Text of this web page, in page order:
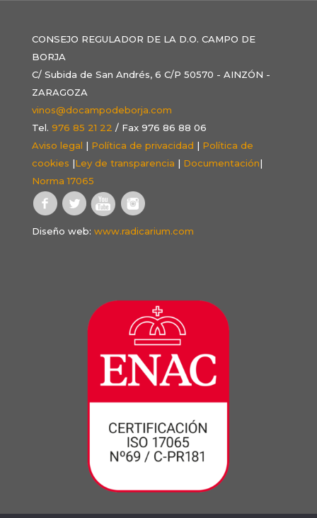
CONSEJO REGULADOR DE LA D.O. CAMPO DE
BORJA
C/ Subida de San Andrés, 6 C/P 50570 - AINZÓN -
ZARAGOZA
vinos@docampodeborja.com
Tel. 976 85 21 22 / Fax 976 86 88 06
Aviso legal | Política de privacidad | Política de
cookies |Ley de transparencia | Documentación|
Norma 17065
Diseño web: www.radicarium.com